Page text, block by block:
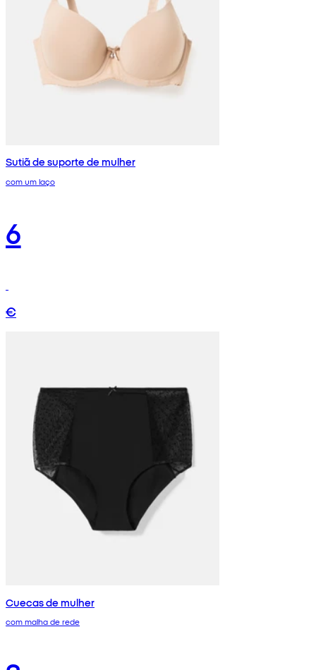
Sutiã de suporte de mulher
com um laço
6
€
Cuecas de mulher
com malha de rede